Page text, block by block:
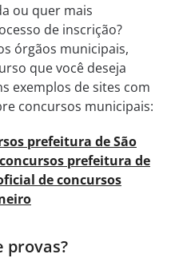
ou quer mais
de inscrição?
órgãos municipais,
que você deseja
exemplos de sites com
concursos municipais:
prefeitura de São
prefeitura de
de concursos
provas?